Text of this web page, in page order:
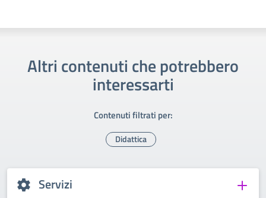
Altri contenuti che potrebbero
interessarti
Contenuti filtrati per:
Didattica
Servizi